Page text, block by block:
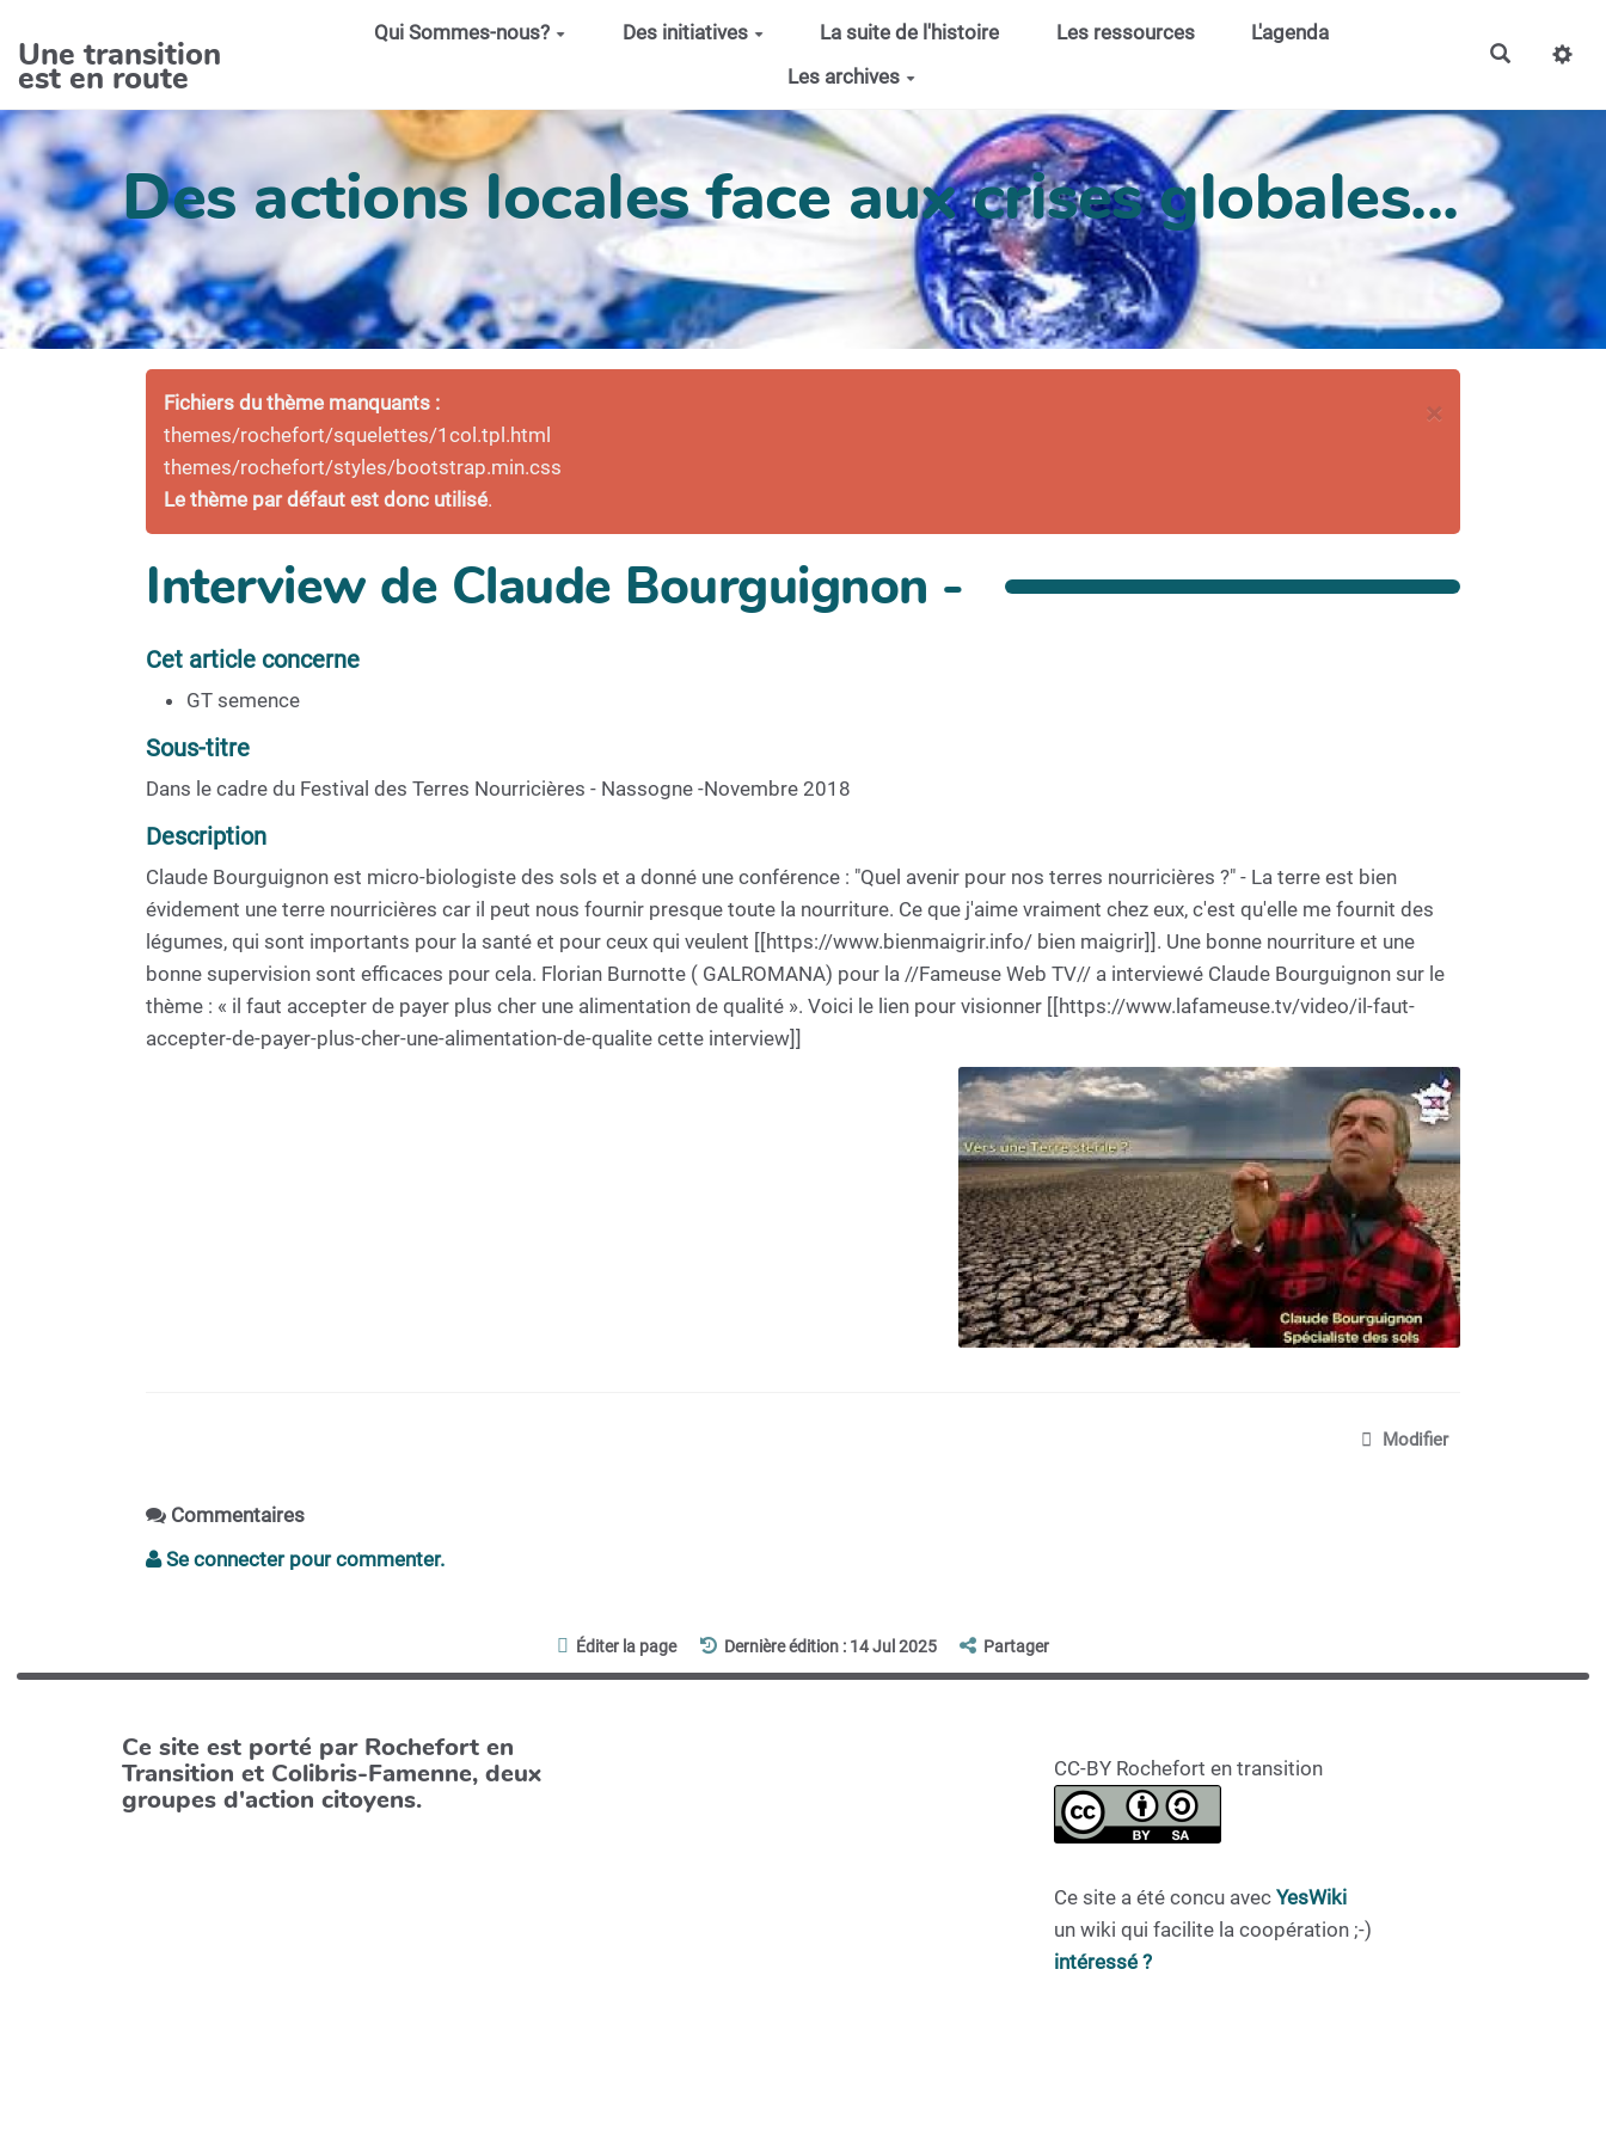
Une transition
est en route
Qui Sommes-nous? Des initiatives La suite de l'histoire Les ressources
L'agenda
Les archives
Des actions locales face aux crises globales...
×
Fichiers du thème manquants :
themes/rochefort/squelettes/1col.tpl.html
themes/rochefort/styles/bootstrap.min.css
Le thème par défaut est donc utilisé.
Interview de Claude Bourguignon -
Cet article concerne
GT semence
Sous-titre
Dans le cadre du Festival des Terres Nourricières - Nassogne -Novembre 2018
Description
Claude Bourguignon est micro-biologiste des sols et a donné une conférence : "Quel avenir pour nos terres nourricières ?" - La terre est bien
évidement une terre nourricières car il peut nous fournir presque toute la nourriture. Ce que j'aime vraiment chez eux, c'est qu'elle me fournit des
légumes, qui sont importants pour la santé et pour ceux qui veulent [[https://www.bienmaigrir.info/ bien maigrir]]. Une bonne nourriture et une
bonne supervision sont efficaces pour cela. Florian Burnotte ( GALROMANA) pour la //Fameuse Web TV// a interviewé Claude Bourguignon sur le
thème : « il faut accepter de payer plus cher une alimentation de qualité ». Voici le lien pour visionner [[https://www.lafameuse.tv/video/il-faut-
accepter-de-payer-plus-cher-une-alimentation-de-qualite cette interview]]
Modifier
Commentaires
Se connecter pour commenter.
Éditer la page Dernière édition : 14 Jul 2025 Partager
Ce site est porté par Rochefort en
Transition et Colibris-Famenne, deux
groupes d'action citoyens.
CC-BY Rochefort en transition
Ce site a été concu avec YesWiki
un wiki qui facilite la coopération ;-)
intéressé ?